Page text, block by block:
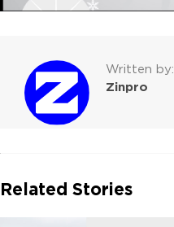
Written by:
Zinpro
Related Stories